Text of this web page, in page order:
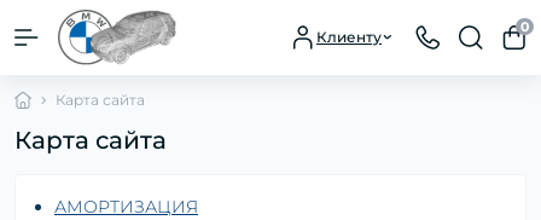
Клиенту
0
Карта сайта
Карта сайта
АМОРТИЗАЦИЯ